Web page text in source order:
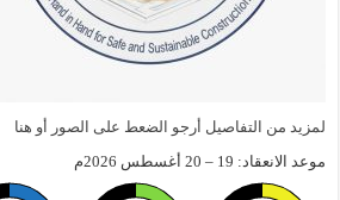
لمزيد من التفاصيل أرجو الضعط على الصور أو هنا
موعد الانعقاد: 19 – 20 أغسطس 2026م